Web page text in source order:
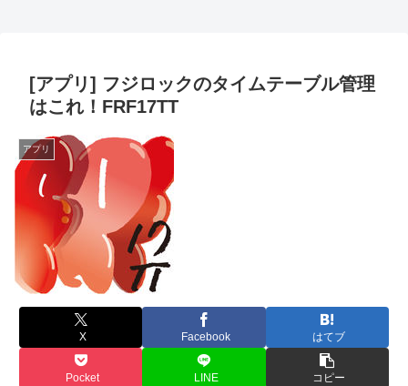
[アプリ] フジロックのタイムテーブル管理
はこれ！FRF17TT
アプリ
X Facebook はてブ
Pocket LINE コピー